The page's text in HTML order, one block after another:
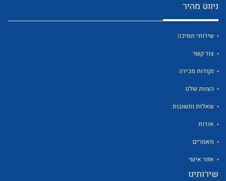
לכל מוצרי היצרן
ניווט מהיר
שירותי תמיכה
צור קשר
נקודות מכירה
הצוות שלנו
שאלות ותשובות
אודות
מאמרים
אזור אישי
שירותינו